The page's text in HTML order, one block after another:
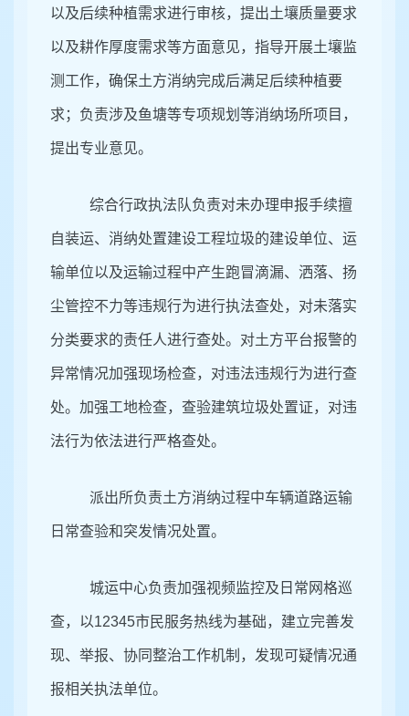
以及后续种植需求进行审核，提出土壤质量要求
以及耕作厚度需求等方面意见，指导开展土壤监
测工作，确保土方消纳完成后满足后续种植要
求；负责涉及鱼塘等专项规划等消纳场所项目，
提出专业意见。
综合行政执法队负责对未办理申报手续擅
自装运、消纳处置建设工程垃圾的建设单位、运
输单位以及运输过程中产生跑冒滴漏、洒落、扬
尘管控不力等违规行为进行执法查处，对未落实
分类要求的责任人进行查处。对土方平台报警的
异常情况加强现场检查，对违法违规行为进行查
处。加强工地检查，查验建筑垃圾处置证，对违
法行为依法进行严格查处。
派出所负责土方消纳过程中车辆道路运输
日常查验和突发情况处置。
城运中心负责加强视频监控及日常网格巡
查，以12345市民服务热线为基础，建立完善发
现、举报、协同整治工作机制，发现可疑情况通
报相关执法单位。